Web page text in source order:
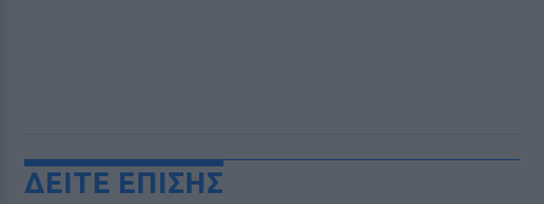
ΔΕΙΤΕ ΕΠΙΣΗΣ